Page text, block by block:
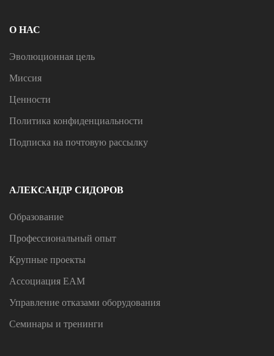
О НАС
Эволюционная цель
Миссия
Ценности
Политика конфиденциальности
Подписка на почтовую рассылку
АЛЕКСАНДР СИДОРОВ
Образование
Профессиональный опыт
Крупные проекты
Ассоциация ЕАМ
Управление отказами оборудования
Семинары и тренинги